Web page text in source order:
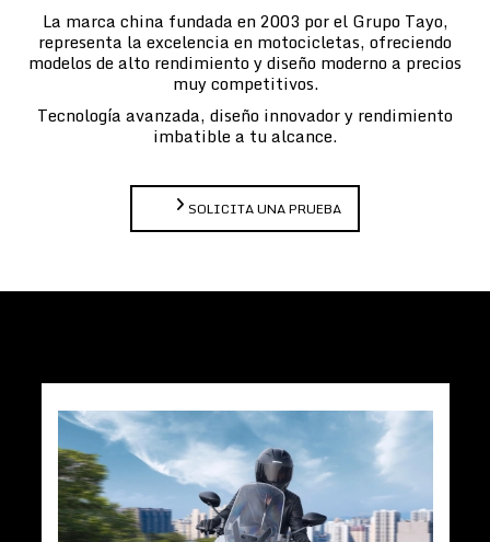
La marca china fundada en 2003 por el Grupo Tayo,
representa la excelencia en motocicletas, ofreciendo
modelos de alto rendimiento y diseño moderno a precios
muy competitivos.
Tecnología avanzada, diseño innovador y rendimiento
imbatible a tu alcance.
SOLICITA UNA PRUEBA